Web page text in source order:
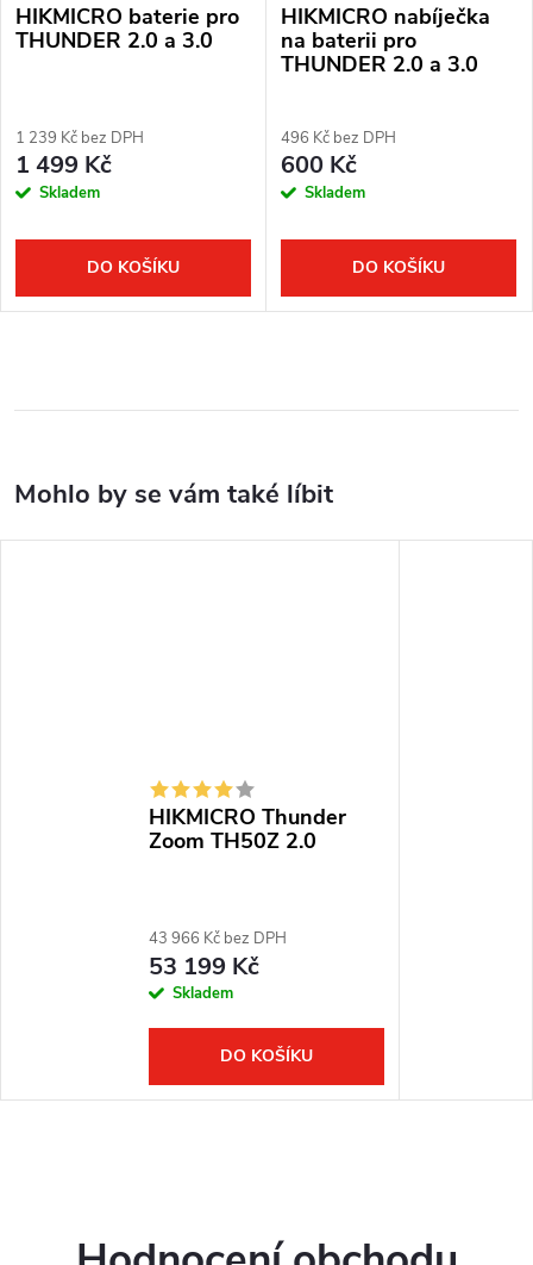
HIKMICRO baterie pro
THUNDER 2.0 a 3.0
1 239 Kč bez DPH
1 499 Kč
Skladem
DO KOŠÍKU
HIKMICRO nabíječka
na baterii pro
THUNDER 2.0 a 3.0
496 Kč bez DPH
600 Kč
Skladem
DO KOŠÍKU
HIKMICRO Thunder
Zoom TH50Z 2.0
43 966 Kč bez DPH
53 199 Kč
Skladem
DO KOŠÍKU